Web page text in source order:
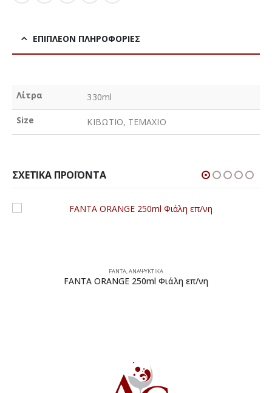
ΕΠΙΠΛΈΟΝ ΠΛΗΡΟΦΟΡΊΕΣ
Λίτρα
330ml
Size
ΚΙΒΩΤΙΟ, ΤΕΜΑΧΙΟ
ΣΧΕΤΙΚΆ ΠΡΟΪΌΝΤΑ
FANTA,ΑΝΑΨΥΚΤΙΚΑ
FANTA ORANGE 250ml Φιάλη επ/νη